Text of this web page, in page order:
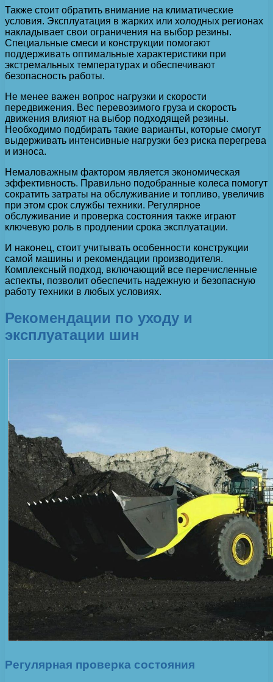
Также стоит обратить внимание на климатические
условия. Эксплуатация в жарких или холодных регионах
накладывает свои ограничения на выбор резины.
Специальные смеси и конструкции помогают
поддерживать оптимальные характеристики при
экстремальных температурах и обеспечивают
безопасность работы.
Не менее важен вопрос нагрузки и скорости
передвижения. Вес перевозимого груза и скорость
движения влияют на выбор подходящей резины.
Необходимо подбирать такие варианты, которые смогут
выдерживать интенсивные нагрузки без риска перегрева
и износа.
Немаловажным фактором является экономическая
эффективность. Правильно подобранные колеса помогут
сократить затраты на обслуживание и топливо, увеличив
при этом срок службы техники. Регулярное
обслуживание и проверка состояния также играют
ключевую роль в продлении срока эксплуатации.
И наконец, стоит учитывать особенности конструкции
самой машины и рекомендации производителя.
Комплексный подход, включающий все перечисленные
аспекты, позволит обеспечить надежную и безопасную
работу техники в любых условиях.
Рекомендации по уходу и
эксплуатации шин
Регулярная проверка состояния